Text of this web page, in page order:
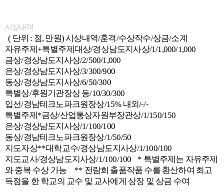
시상내역
( 단위 : 점, 만원) 시상내역/훈격/수상작수/상금/소계
자유주제+특별주제대상/경상남도지사상/1/1,000/1,000
금상/경상남도지사상/2/500/1,000
은상/경상남도지사상/3/300/900
동상/경상남도지사상/6/50/300
특별상/후원기관장상 등/10/30/300
입선/경남테크노파크원장상/15% 내외/-/-
특별주제*금상/산업통상자원부장관상/1/150/150
은상/경상남도지사상/1/100/100
동상/경남테크노파크원장상/1/50/50
지도자상**대학교수/경상남도지사상/1/100/100
지도교사/경상남도지사상/1/100/100 * 특별주제는 자유주제
와 중복 수상 가능 ** 전람회 출품작품 수를 환산하여 최고
득점을 한 학교의 교수 및 교사에게 상장 및 상금 수여